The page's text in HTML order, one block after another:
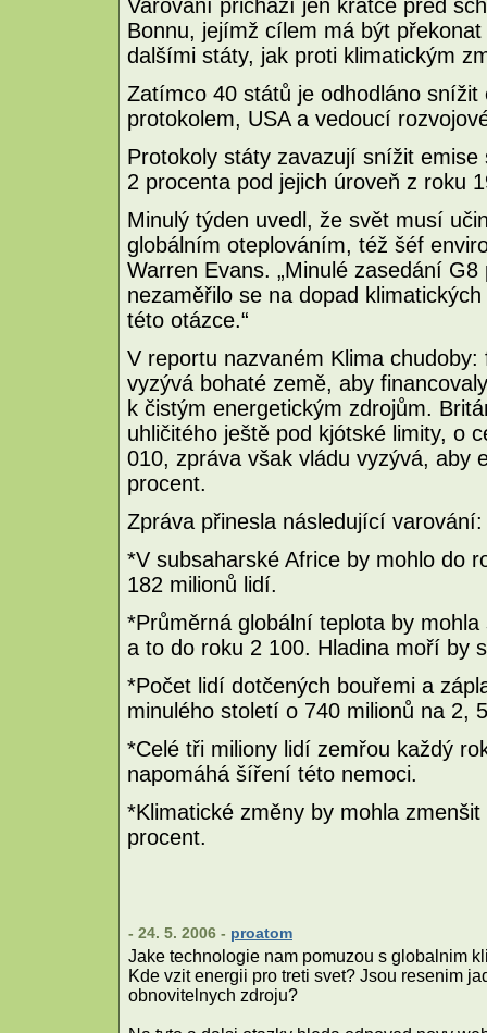
Varování přichází jen krátce před
Bonnu, jejímž cílem má být
dalšími státy, jak proti klimatickým
Zatímco 40 států je odhodláno
protokolem, USA a vedoucí
Protokoly státy zavazují snížit
2 procenta pod jejich úroveň z roku
Minulý týden uvedl, že svět musí
globálním oteplováním, též šéf
Warren Evans. „Minulé zasedání
nezaměřilo se na dopad
této otázce.“
V reportu nazvaném Klima
vyzývá bohaté země, aby
k čistým energetickým zdrojům.
uhličitého ještě pod kjótské limity, o
010, zpráva však vládu vyzývá, aby
procent.
Zpráva přinesla následující varování:
*V subsaharské Africe by mohlo do
182 milionů lidí.
*Průměrná globální teplota by
a to do roku 2 100. Hladina moří by
*Počet lidí dotčených bouřemi a
minulého století o 740 milionů na 2,
*Celé tři miliony lidí zemřou každý
napomáhá šíření této nemoci.
*Klimatické změny by mohla
procent.
- 24. 5. 2006 - proatom
Jake technologie nam pomuzou s globalnim
Kde vzit energii pro treti svet? Jsou resenim
obnovitelnych zdroju?